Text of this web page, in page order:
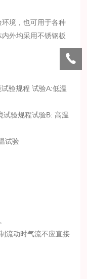
境，也可用于各种
外均采用不锈钢板
验规程 试验A:低温
验规程试验B: 高温
试验
流动时气流不应直接